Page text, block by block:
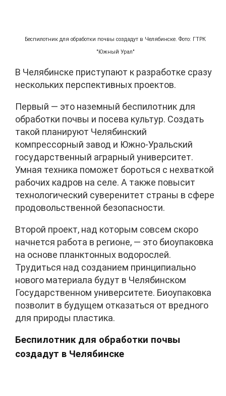
Беспилотник для обработки почвы создадут в Челябинске. Фото: ГТРК
"Южный Урал"
В Челябинске приступают к разработке сразу
нескольких перспективных проектов.
Первый — это наземный беспилотник для
обработки почвы и посева культур. Создать
такой планируют Челябинский
компрессорный завод и Южно-Уральский
государственный аграрный университет.
Умная техника поможет бороться с нехваткой
рабочих кадров на селе. А также повысит
технологический суверенитет страны в сфере
продовольственной безопасности.
Второй проект, над которым совсем скоро
начнется работа в регионе, — это биоупаковка
на основе планктонных водорослей.
Трудиться над созданием принципиально
нового материала будут в Челябинском
Государственном университете. Биоупаковка
позволит в будущем отказаться от вредного
для природы пластика.
Беспилотник для обработки почвы
создадут в Челябинске